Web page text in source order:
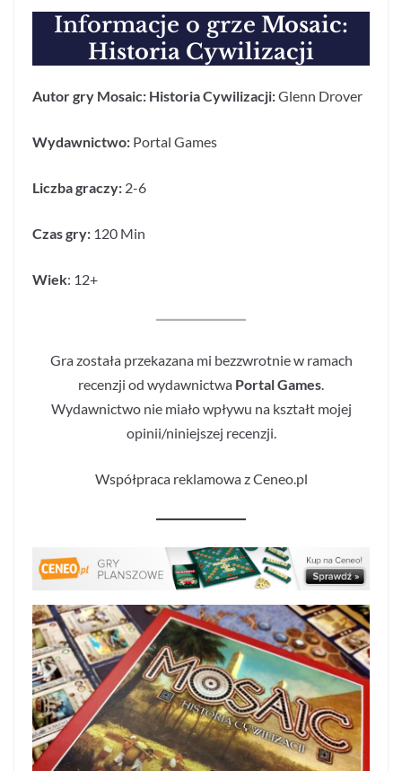
Informacje o grze Mosaic:
Historia Cywilizacji
Autor gry Mosaic: Historia Cywilizacji:Glenn Drover
Wydawnictwo: Portal Games
Liczba graczy: 2-6
Czas gry: 120 Min
Wiek: 12+
Gra została przekazana mi bezzwrotnie w ramach
recenzji od wydawnictwa Portal Games.
Wydawnictwo nie miało wpływu na kształt mojej
opinii/niniejszej recenzji.
Współpraca reklamowa z Ceneo.pl